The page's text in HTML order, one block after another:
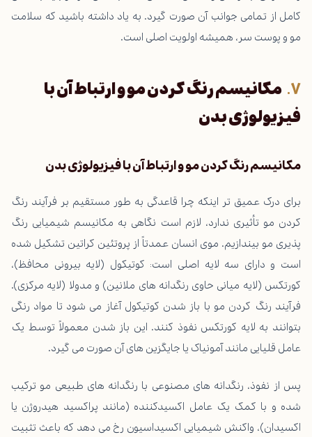
کامل از تمامی جوانب آن صورت گیرد. به یاد داشته باشید که سلامت
مو و پوست سر، همیشه اولویت اصلی است.
مکانیسم رنگ کردن مو و ارتباط آن با
فیزیولوژی بدن
مکانیسم رنگ کردن مو و ارتباط آن با فیزیولوژی بدن
برای درک عمیق تر اینکه چرا قاعدگی به طور مستقیم بر فرآیند رنگ
کردن مو تأثیری ندارد، لازم است نگاهی به مکانیسم شیمیایی رنگ
پذیری مو بیندازیم. موی انسان عمدتاً از پروتئین کراتین تشکیل شده
است و دارای سه لایه اصلی است: کوتیکول (لایه بیرونی محافظ)،
کورتکس (لایه میانی حاوی رنگدانه های ملانین) و مدولا (لایه مرکزی).
فرآیند رنگ کردن مو با باز شدن کوتیکول آغاز می شود تا مواد رنگی
بتوانند به لایه کورتکس نفوذ کنند. این باز شدن معمولاً توسط یک
عامل قلیایی مانند آمونیاک یا جایگزین های آن صورت می گیرد.
پس از نفوذ، رنگدانه های مصنوعی با رنگدانه های طبیعی مو ترکیب
شده و با کمک یک عامل اکسیدکننده (مانند پراکسید هیدروژن یا
اکسیدان)، واکنش شیمیایی اکسیداسیون رخ می دهد که باعث تثبیت